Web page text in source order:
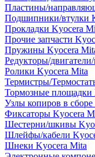
Пластины/
Подшипники/втулки
Прокладки Kyocera
Прочие запчасти
Пружины Kyocera
Редукторы/
Ролики Kyocera Mita
Термистры/
Тормозные площадки
Узлы копиров в
Фиксаторы Kyocera
Шестерни/шкивы
Шлейфы/кабели
Шнеки Kyocera Mita